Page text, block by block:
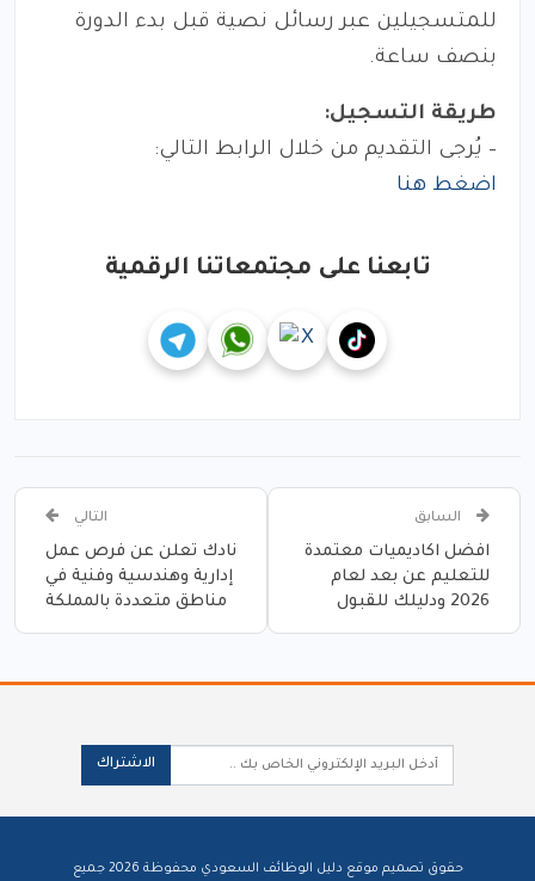
للمتسجيلين عبر رسائل نصية قبل بدء الدورة
بنصف ساعة.
طريقة التسجيل:
– يُرجى التقديم من خلال الرابط التالي:
اضغط هنا
تابعنا على مجتمعاتنا الرقمية
السابق
افضل اكاديميات معتمدة
للتعليم عن بعد لعام
2026 ودليلك للقبول
التالي
نادك تعلن عن فرص عمل
إدارية وهندسية وفنية في
مناطق متعددة بالمملكة
الاشتراك
حقوق تصميم موقع دليل الوظائف السعودي محفوظة 2026 جميع